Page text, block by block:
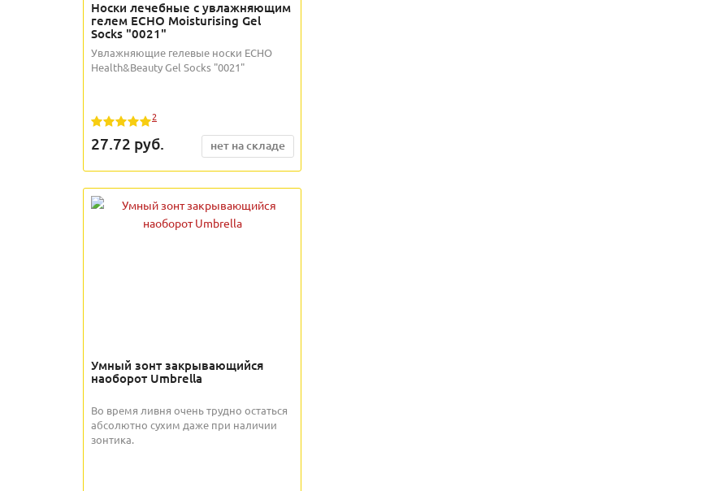
Носки лечебные с увлажняющим
гелем ECHO Moisturising Gel
Socks "0021"
Увлажняющие гелевые носки ECHO
Health&Beauty Gel Socks "0021"
2
27.72 руб. нет на складе
Умный зонт закрывающийся
наоборот Umbrella
Во время ливня очень трудно остаться
абсолютно сухим даже при наличии
зонтика.